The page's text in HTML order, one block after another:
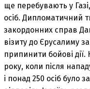
ще перебувають у
осіб. Дипломатичний
закордонних справ
візиту до Єрусалиму
припинити бойові
року, коли після
і понад 250 осіб було